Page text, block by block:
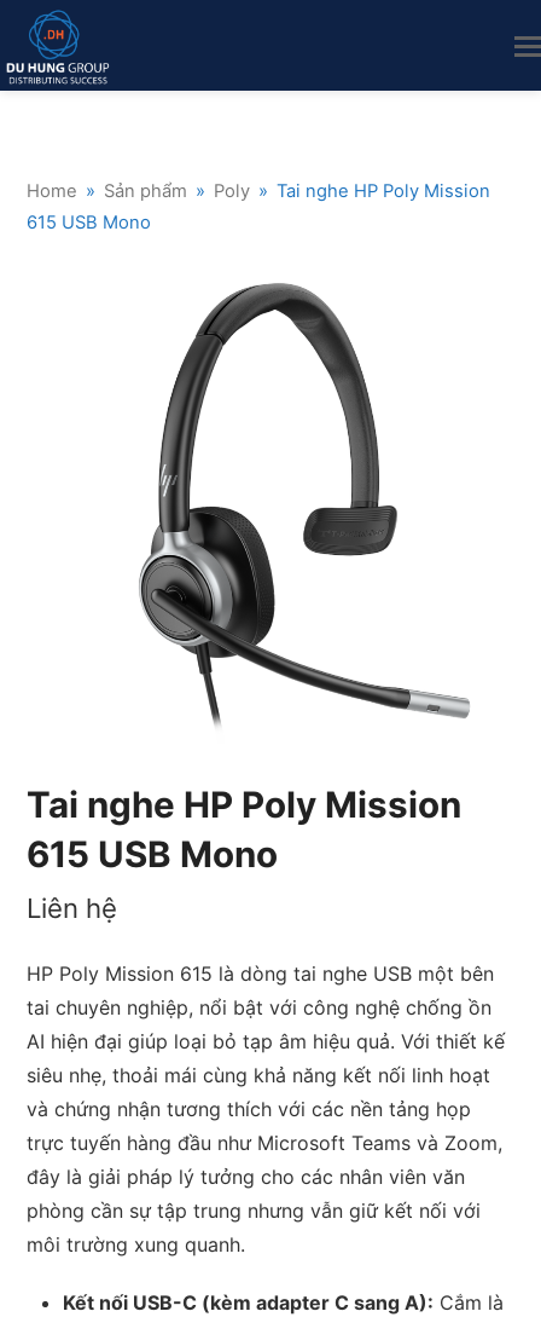
Home » Sản phẩm » Poly » Tai nghe HP Poly Mission
615 USB Mono
Tai nghe HP Poly Mission
615 USB Mono
Liên hệ
HP Poly Mission 615 là dòng tai nghe USB một bên
tai chuyên nghiệp, nổi bật với công nghệ chống ồn
AI hiện đại giúp loại bỏ tạp âm hiệu quả. Với thiết kế
siêu nhẹ, thoải mái cùng khả năng kết nối linh hoạt
và chứng nhận tương thích với các nền tảng họp
trực tuyến hàng đầu như Microsoft Teams và Zoom,
đây là giải pháp lý tưởng cho các nhân viên văn
phòng cần sự tập trung nhưng vẫn giữ kết nối với
môi trường xung quanh.
Kết nối USB-C (kèm adapter C sang A): Cắm là